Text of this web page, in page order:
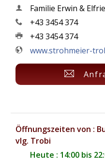
Familie Erwin &
+43 3454 374
+43 3454 374
www.strohmeier-
Öffnungszeiten von :
vlg. Trobi
Heute : 14:00 bis